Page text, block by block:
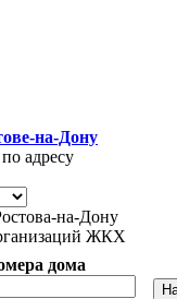
содержанию
на-Дону
адресу
на-Дону
ЖКХ
дома